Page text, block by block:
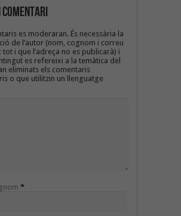
Comentari
es moderaran. És necessària la
de l’autor (nom, cognom i correu
tot i que l’adreça no es publicarà) i
es refereixi a la temàtica del
eliminats els comentaris
o que utilitzin un llenguatge
*